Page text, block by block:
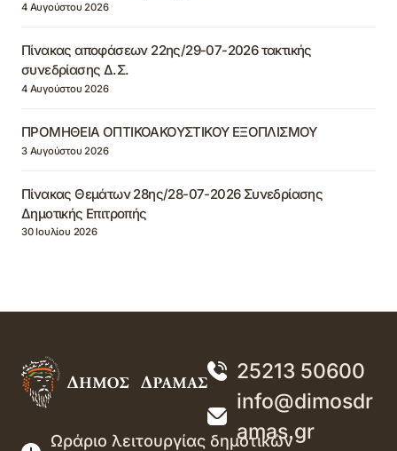
4 Αυγούστου 2026
Πίνακας αποφάσεων 22ης/29-07-2026 τακτικής
συνεδρίασης Δ.Σ.
4 Αυγούστου 2026
ΠΡΟΜΗΘΕΙΑ ΟΠΤΙΚΟΑΚΟΥΣΤΙΚΟΥ ΕΞΟΠΛΙΣΜΟΥ
3 Αυγούστου 2026
Πίνακας Θεμάτων 28ης/28-07-2026 Συνεδρίασης
Δημοτικής Επιτροπής
30 Ιουλίου 2026
25213 50600
info@dimosdr
amas.gr
Ωράριο λειτουργίας δημοτικών